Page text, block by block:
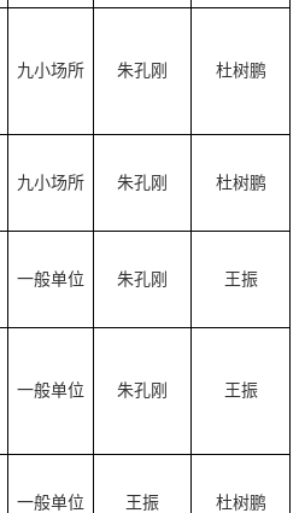
九小场所 朱孔刚 杜树鹏
九小场所 朱孔刚 杜树鹏
一般单位 朱孔刚 王振
一般单位 朱孔刚 王振
一般单位 王振 杜树鹏